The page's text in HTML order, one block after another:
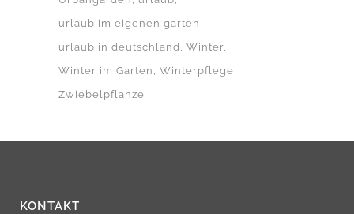
urlaub im eigenen garten
urlaub in deutschland Winter
Winter im Garten
Winterpflege
Zwiebelpflanze
KONTAKT